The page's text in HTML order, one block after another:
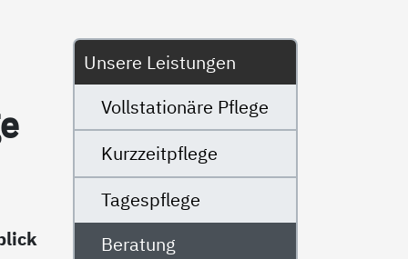
Untermenü
Unsere Leistungen
Vollstationäre Pflege
Kurzzeitpflege
Tagespflege
Beratung